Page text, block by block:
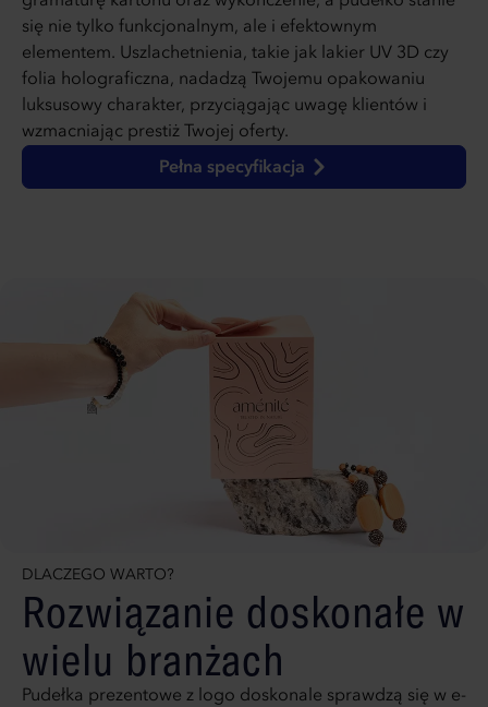
się nie tylko funkcjonalnym, ale i efektownym
elementem. Uszlachetnienia, takie jak lakier UV 3D czy
folia holograficzna, nadadzą Twojemu opakowaniu
luksusowy charakter, przyciągając uwagę klientów i
wzmacniając prestiż Twojej oferty.
Pełna specyfikacja
DLACZEGO WARTO?
Rozwiązanie doskonałe w
wielu branżach
Pudełka prezentowe z logo doskonale sprawdzą się w e-